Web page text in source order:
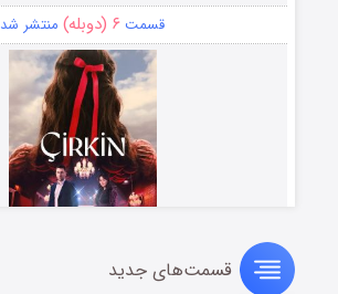
قسمت ۶ (دوبله) منتشر شد
سریال زشتقسمت‌های جدید